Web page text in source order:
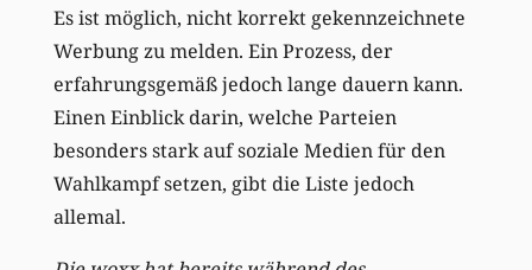
Es ist möglich, nicht korrekt gekennzeichnete
Werbung zu melden. Ein Prozess, der
erfahrungsgemäß jedoch lange dauern kann.
Einen Einblick darin, welche Parteien
besonders stark auf soziale Medien für den
Wahlkampf setzen, gibt die Liste jedoch
allemal.